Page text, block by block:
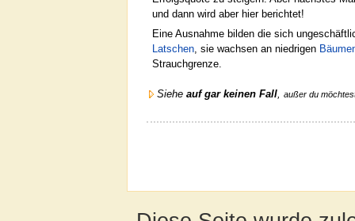
und dann wird aber hier berichtet!
Eine Ausnahme bilden die sich
Latschen, sie wachsen an niedrigen
Strauchgrenze.
Siehe auf gar keinen Fall außer du